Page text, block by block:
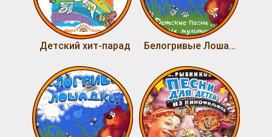
Детский хит-парад Белогривые Лошадки 2